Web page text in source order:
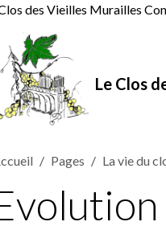
des Vieilles Murailles
Le Clos
Pages La vie du